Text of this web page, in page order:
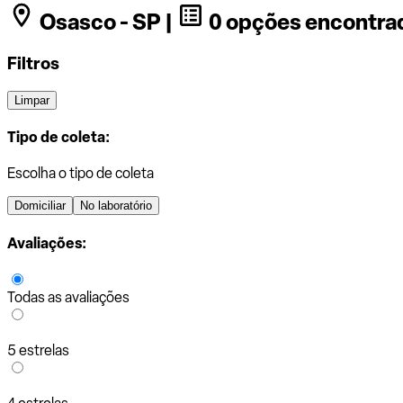
Osasco - SP | 0 opções
Filtros
Limpar
Tipo de coleta:
Escolha o tipo de coleta
Domiciliar No laboratório
Avaliações:
Todas as avaliações
5 estrelas